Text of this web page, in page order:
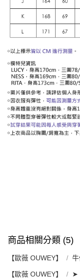
商品相關分類 (5)
【歐薇 OUWEY】
【歐薇 OUWEY】 ➤